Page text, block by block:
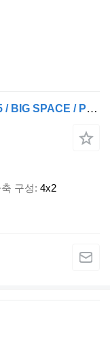
Mercedes-Benz ACTROS 1845 / MP5 / BIG SPACE / PO KONTRAKCIE SERWISOWYM
구성 4x2